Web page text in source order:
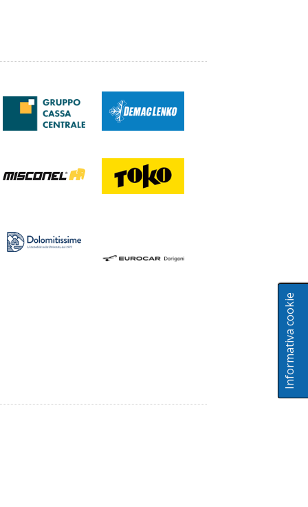
Informativa cookie